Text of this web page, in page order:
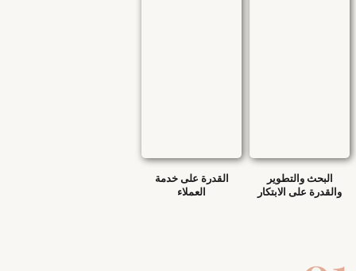
البحث والتطوير
والقدرة على الابتكار
القدرة على خدمة
العملاء